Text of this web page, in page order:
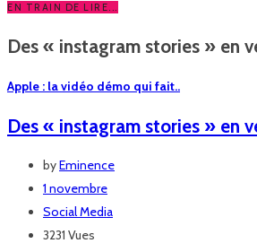
EN TRAIN DE LIRE...
Des « instagram stories » en
Apple : la vidéo démo qui fait..
Des « instagram stories » en
byEminence
1 novembre
Social Media
3231 Vues